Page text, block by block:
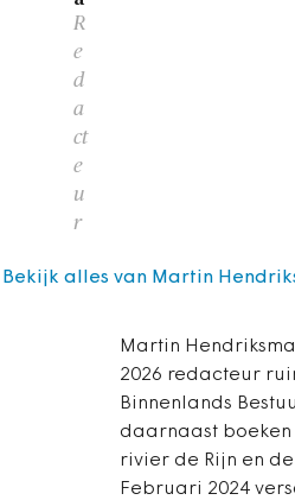
R
e
d
a
ct
e
u
r
Martin
2026 redacteur
Binnenlands
daarnaast
rivier de Rijn en
Februari 2024
Bekijk alles van Martin